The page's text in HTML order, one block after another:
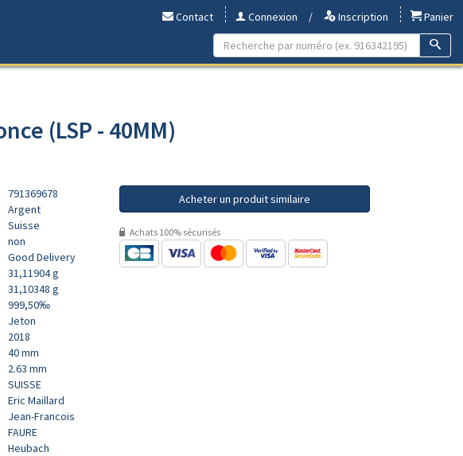
Contact Connexion / Inscription
Panier
(LSP - 40MM)
791369678
Argent
Suisse
non
Good Delivery
31,11904 g
31,10348 g
999,50‰
Jeton
2018
40 mm
2.63 mm
SUISSE
Eric Maillard
Jean-Francois
FAURE
Heubach
Acheter un produit similaire
Achats 100% sécurisés